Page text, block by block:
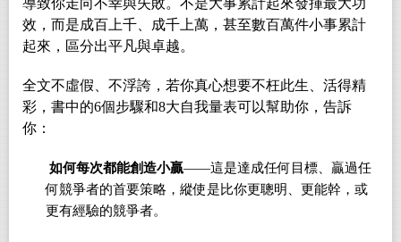
導致你走向不幸與失敗。不是大事累計起來發揮最大功
效，而是成百上千、成千上萬，甚至數百萬件小事累計
起來，區分出平凡與卓越。
全文不虛假、不浮誇，若你真心想要不枉此生、活得精
彩，書中的6個步驟和8大自我量表可以幫助你，告訴
你：
如何每次都能創造小贏――這是達成任何目標、贏過任
何競爭者的首要策略，縱使是比你更聰明、更能幹，或
更有經驗的競爭者。